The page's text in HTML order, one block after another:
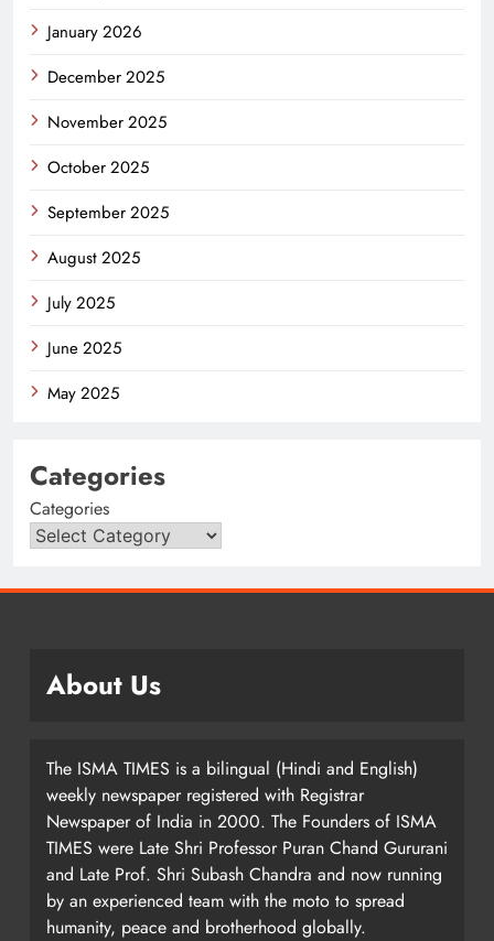
January 2026
December 2025
November 2025
October 2025
September 2025
August 2025
July 2025
June 2025
May 2025
Categories
Categories
About Us
The ISMA TIMES is a bilingual (Hindi and English)
weekly newspaper registered with Registrar
Newspaper of India in 2000. The Founders of ISMA
TIMES were Late Shri Professor Puran Chand Gururani
and Late Prof. Shri Subash Chandra and now running
by an experienced team with the moto to spread
humanity, peace and brotherhood globally.